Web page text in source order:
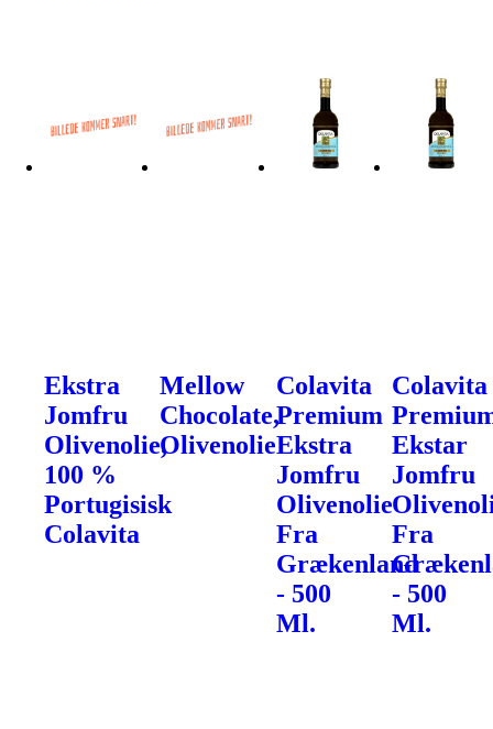
Ekstra
Jomfru
Olivenolie,
100 %
Portugisisk
Colavita
Mellow
Chocolate,
Olivenolie
Colavita
Premium
Ekstra
Jomfru
Olivenolie
Fra
Grækenland
- 500
Ml.
Colavita
Ekstar
Jomfru
Fra
- 500
Ml.